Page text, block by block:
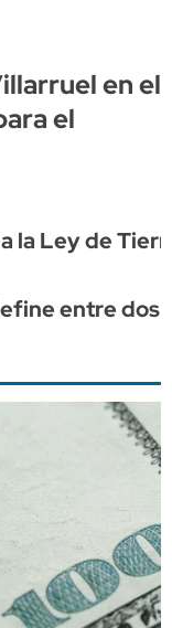
en el
el
la Ley de
entre dos